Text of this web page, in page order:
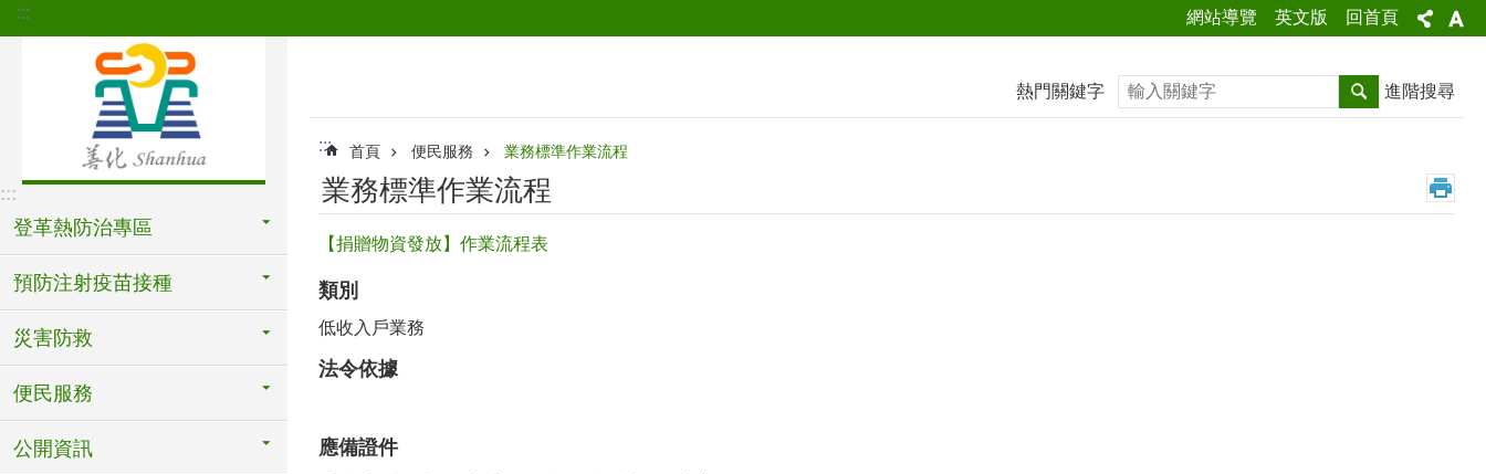
跳到主要內容區塊
::: 網站導覽 英文版 回首頁
:::
登革熱防治專區
預防注射疫苗接種
災害防救
便民服務
公開資訊
熱門關鍵字 搜尋 進階搜尋
::: 首頁 便民服務 業務標準作業流程‭
業務標準作業流程‭
【捐贈物資發放】作業流程表
類別
低收入戶業務
法令依據
應備證件